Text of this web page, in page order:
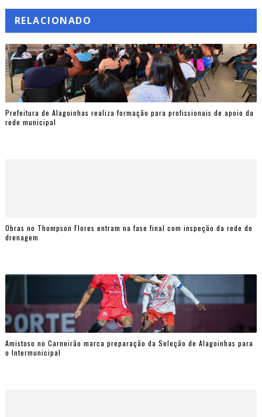
RELACIONADO
Prefeitura de Alagoinhas realiza formação para profissionais de apoio da
rede municipal
Obras no Thompson Flores entram na fase final com inspeção da rede de
drenagem
Amistoso no Carneirão marca preparação da Seleção de Alagoinhas para
o Intermunicipal